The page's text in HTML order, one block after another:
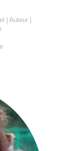
| Auteur |